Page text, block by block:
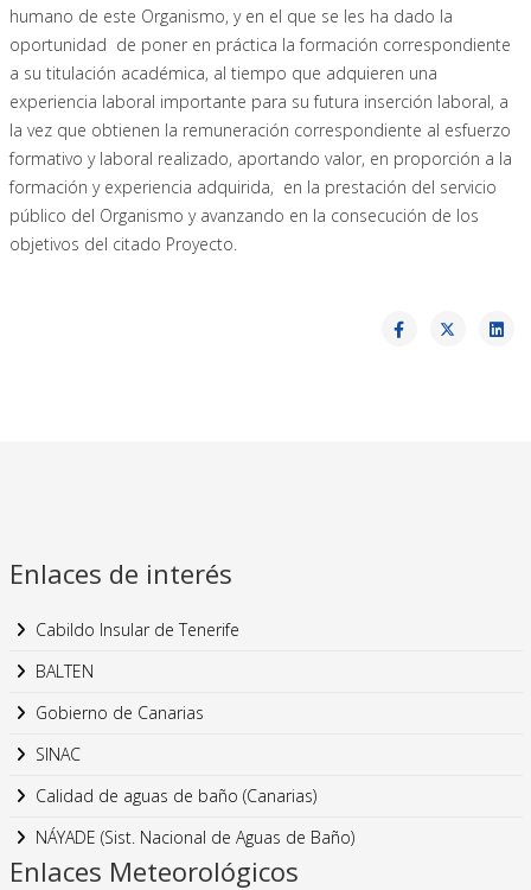
humano de este Organismo, y en el que se les ha dado la
oportunidad de poneren práctica la formación correspondiente
a su titulación académica, al tiempo que adquieren una
experiencia laboral importante para su futura inserción laboral, a
la vez que obtienen la remuneración correspondiente al esfuerzo
formativo y laboral realizado, aportando valor, en proporción a la
formación y experiencia adquirida, en la prestación del servicio
público del Organismo y avanzando en la consecución de los
objetivos del citado Proyecto.
Enlaces de interés
Cabildo Insular de Tenerife
BALTEN
Gobierno de Canarias
SINAC
Calidad de aguas de baño (Canarias)
NÁYADE (Sist. Nacional de Aguas de Baño)
Enlaces Meteorológicos